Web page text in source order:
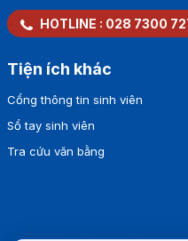
HOTLINE : 028 7300
Tiện ích khác
Cổng thông tin sinh viên
Sổ tay sinh viên
Tra cứu văn bằng